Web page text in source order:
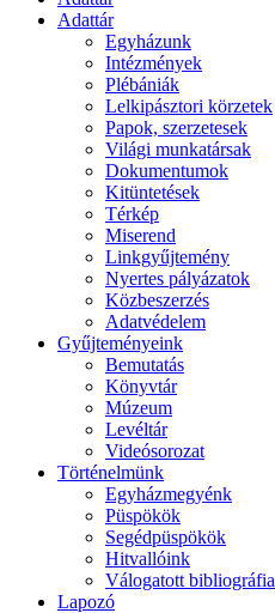
Adattár
Egyházunk
Intézmények
Plébániák
Lelkipásztori körzetek
Papok, szerzetesek
Világi munkatársak
Dokumentumok
Kitüntetések
Térkép
Miserend
Linkgyűjtemény
Nyertes pályázatok
Közbeszerzés
Adatvédelem
Gyűjteményeink
Bemutatás
Könyvtár
Múzeum
Levéltár
Videósorozat
Történelmünk
Egyházmegyénk
Püspökök
Segédpüspökök
Hitvallóink
Válogatott bibliográfia
Lapozó